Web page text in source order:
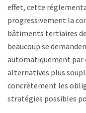
effet, cette
progressivement la
bâtiments tertiaires de
beaucoup se
automatiquement par
alternatives plus
concrètement les
stratégies possibles